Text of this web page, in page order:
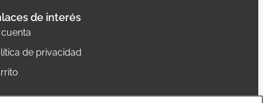
de interés
cuenta
de privacidad